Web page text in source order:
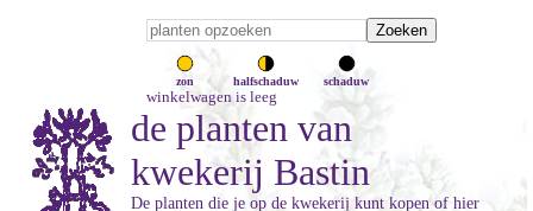
zon halfschaduw schaduw
winkelwagen is leeg
de planten van
kwekerij Bastin
De planten die je op de kwekerij kunt kopen of hier